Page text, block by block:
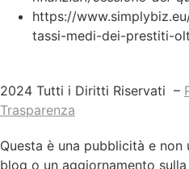
https://
tassi-medi-dei-prestiti-
2024 Tutti i Diritti Riservati –
Trasparenza
Questa è una pubblicità e
blog o un aggiornamento